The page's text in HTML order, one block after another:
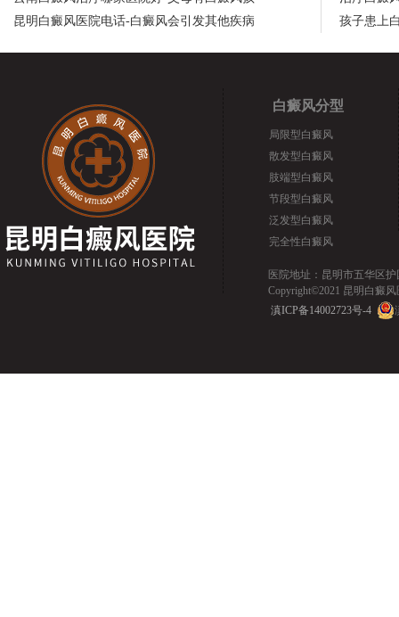
昆明白癜风医院电话-白癜风会引发其他疾病
孩子患上
白癜风分型
局限型白癜风
散发型白癜风
肢端型白癜风
节段型白癜风
泛发型白癜风
完全性白癜风
医院地址：昆明市五华区护
Copyright©2021 昆明白癜风
滇ICP备14002723号-4